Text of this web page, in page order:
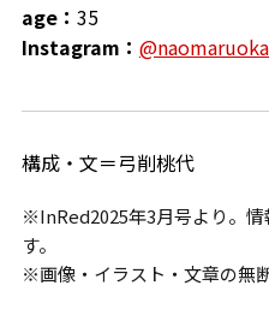
age： 35
Instagram：
構成・文＝弓削桃代
※InRed2025年3月号より。
す。
※画像・イラスト・文章の無